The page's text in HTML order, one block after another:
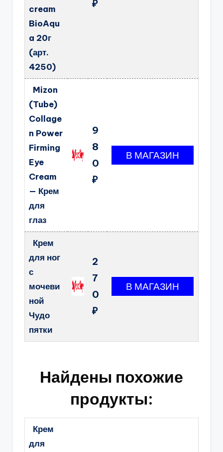
cream
BioAqu
a 20г
(арт.
4250)
₽
Mizon
(Tube)
Collage
n Power
Firming
Eye
Cream
— Крем
для
глаз
9
8
0
₽
Крем
для ног
с
мочеви
ной
Чудо
пятки
2
7
0
₽
Найдены похожие
продукты:
Крем
для